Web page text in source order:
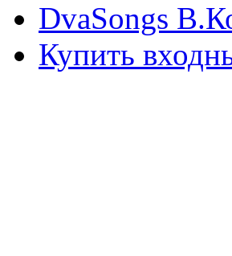
DvaSongs
Купить